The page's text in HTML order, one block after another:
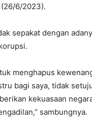
6/2023).
sepakat dengan
menghapus
bagi saya, tidak
kekuasaan
sambungnya.